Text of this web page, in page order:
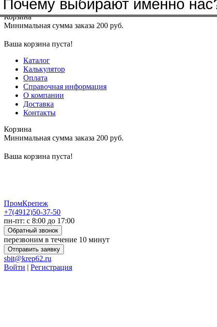
Меню+7(4912)50-37-50sbit@krep62.ru
Корзина
Минимальная сумма заказа 200 руб.
Ваша корзина пуста!
Каталог
Калькулятор
Оплата
Справочная информация
О компании
Доставка
Контакты
Корзина
Минимальная сумма заказа 200 руб.
Ваша корзина пуста!
ПромКрепеж
+7(4912)50-37-50
пн-пт: с 8:00 до 17:00
Обратный звонок
перезвоним в течение 10 минут
Отправить заявку
sbit@krep62.ru
Войти | Регистрация
Почему выбирают именно